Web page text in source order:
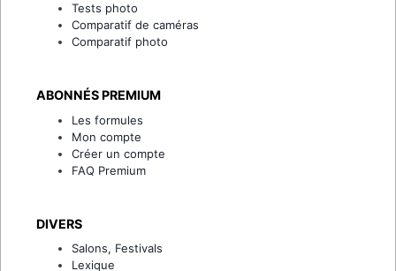
Tests photo
Comparatif de caméras
Comparatif photo
ABONNÉS PREMIUM
Les formules
Mon compte
Créer un compte
FAQ Premium
DIVERS
Salons, Festivals
Lexique